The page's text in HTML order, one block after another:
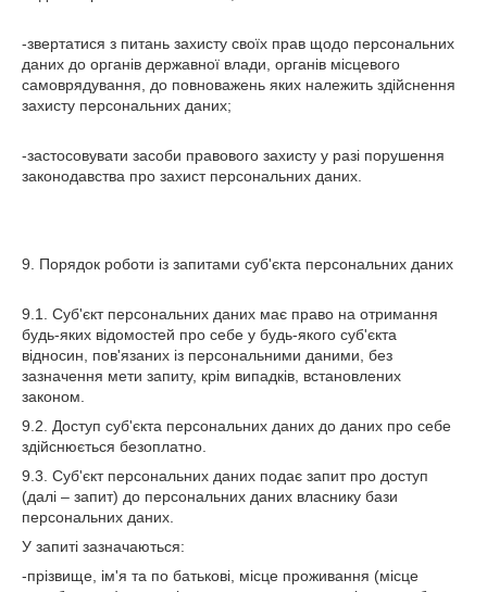
-звертатися з питань захисту своїх прав щодо персональних
даних до органів державної влади, органів місцевого
самоврядування, до повноважень яких належить здійснення
захисту персональних даних;
-застосовувати засоби правового захисту у разі порушення
законодавства про захист персональних даних.
9. Порядок роботи із запитами суб'єкта персональних даних
9.1. Суб'єкт персональних даних має право на отримання
будь-яких відомостей про себе у будь-якого суб'єкта
відносин, пов'язаних із персональними даними, без
зазначення мети запиту, крім випадків, встановлених
законом.
9.2. Доступ суб'єкта персональних даних до даних про себе
здійснюється безоплатно.
9.3. Суб'єкт персональних даних подає запит про доступ
(далі – запит) до персональних даних власнику бази
персональних даних.
У запиті зазначаються:
-прізвище, ім'я та по батькові, місце проживання (місце